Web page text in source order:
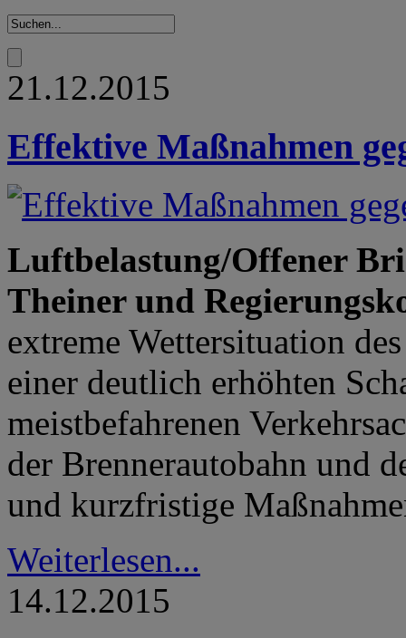
21.12.2015
Effektive Maßnahmen
Luftbelastung/Offener
Theiner und
extreme Wettersituation
einer deutlich erhöhten
meistbefahrenen
der Brennerautobahn und
und kurzfristige
Weiterlesen...
14.12.2015